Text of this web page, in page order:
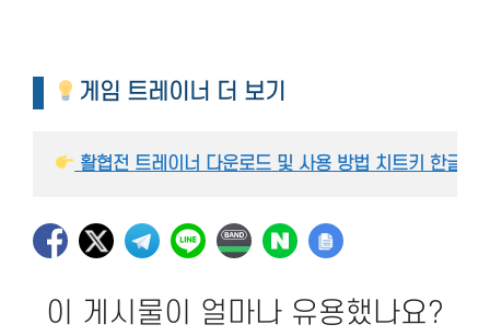
게임 트레이너 더 보기
활협전 트레이너 다운로드 및 사용 방법 치트키 한글
이 게시물이 얼마나 유용했나요?